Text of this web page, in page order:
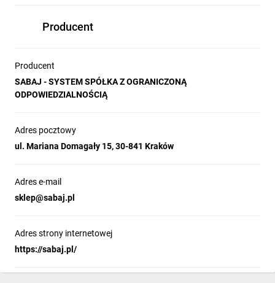
Producent
Producent
SABAJ - SYSTEM SPÓŁKA Z OGRANICZONĄ
ODPOWIEDZIALNOŚCIĄ
Adres pocztowy
ul. Mariana Domagały 15, 30-841 Kraków
Adres e-mail
sklep@sabaj.pl
Adres strony internetowej
https://sabaj.pl/